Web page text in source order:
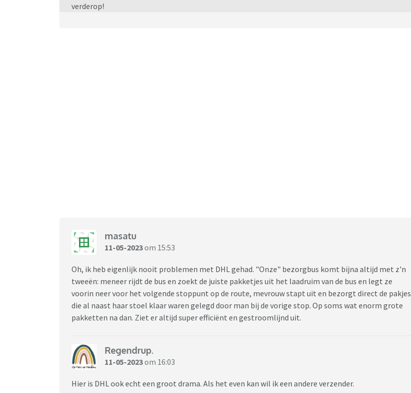
verderop!
masatu
11-05-2023om 15:53
Oh, ik heb eigenlijk nooit problemen met DHL gehad. "Onze" bezorgbus komt bijna altijd met z'n
tweeën: meneer rijdt de bus en zoekt de juiste pakketjes uit het laadruim van de bus en legt ze
voorin neer voor het volgende stoppunt op de route, mevrouw stapt uit en bezorgt direct de pakjes
die al naast haar stoel klaar waren gelegd door man bij de vorige stop. Op soms wat enorm grote
pakketten na dan. Ziet er altijd super efficiënt en gestroomlijnd uit.
Regendrup.
11-05-2023om 16:03
Hier is DHL ook echt een groot drama. Als het even kan wil ik een andere verzender.